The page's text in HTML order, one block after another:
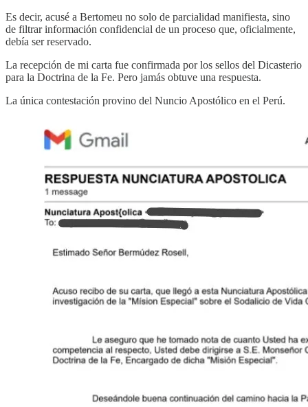
Es decir, acusé a Bertomeu no solo de parcialidad manifiesta, sino
de filtrar información confidencial de un proceso que, oficialmente,
debía ser reservado.
La recepción de mi carta fue confirmada por los sellos del Dicasterio
para la Doctrina de la Fe. Pero jamás obtuve una respuesta.
La única contestación provino del Nuncio Apostólico en el Perú.